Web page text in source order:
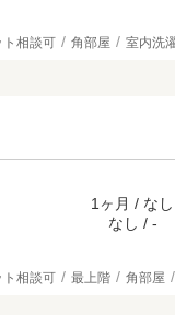
ト相談可 角部屋 室内洗
1ヶ月 / なし
なし / -
ト相談可 最上階 角部屋